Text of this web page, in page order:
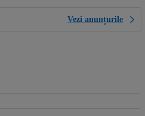
Vezi anunțurile